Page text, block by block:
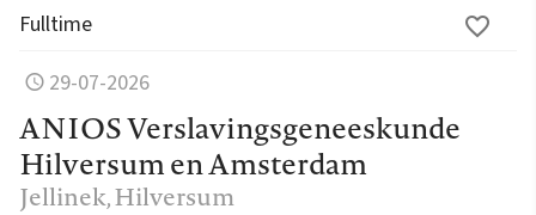
Fulltime
29-07-2026
ANIOS Verslavingsgeneeskunde
Hilversum en Amsterdam
Jellinek, Hilversum